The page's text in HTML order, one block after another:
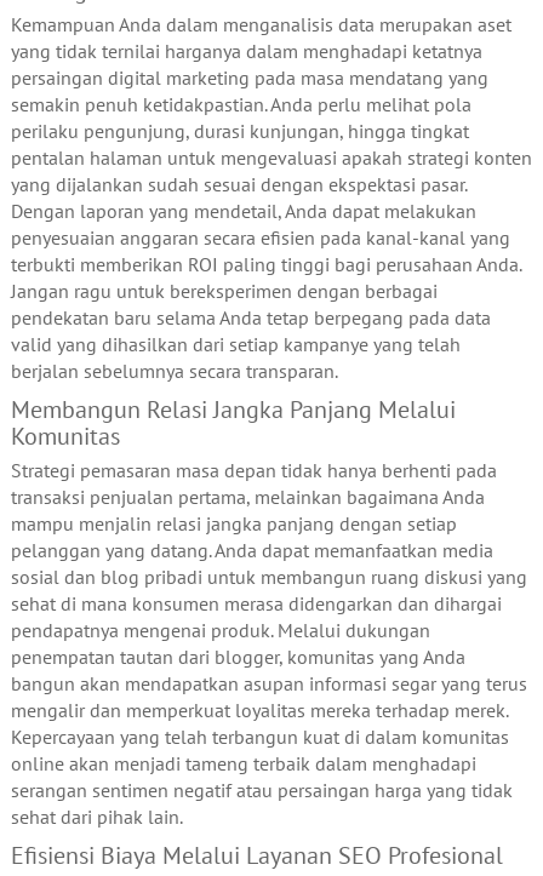
Kemampuan Anda dalam menganalisis data merupakan aset
yang tidak ternilai harganya dalam menghadapi ketatnya
persaingan digital marketing pada masa mendatang yang
semakin penuh ketidakpastian. Anda perlu melihat pola
perilaku pengunjung, durasi kunjungan, hingga tingkat
pentalan halaman untuk mengevaluasi apakah strategi konten
yang dijalankan sudah sesuai dengan ekspektasi pasar.
Dengan laporan yang mendetail, Anda dapat melakukan
penyesuaian anggaran secara efisien pada kanal-kanal yang
terbukti memberikan ROI paling tinggi bagi perusahaan Anda.
Jangan ragu untuk bereksperimen dengan berbagai
pendekatan baru selama Anda tetap berpegang pada data
valid yang dihasilkan dari setiap kampanye yang telah
berjalan sebelumnya secara transparan.
Membangun Relasi Jangka Panjang Melalui
Komunitas
Strategi pemasaran masa depan tidak hanya berhenti pada
transaksi penjualan pertama, melainkan bagaimana Anda
mampu menjalin relasi jangka panjang dengan setiap
pelanggan yang datang. Anda dapat memanfaatkan media
sosial dan blog pribadi untuk membangun ruang diskusi yang
sehat di mana konsumen merasa didengarkan dan dihargai
pendapatnya mengenai produk. Melalui dukungan
penempatan tautan dari blogger, komunitas yang Anda
bangun akan mendapatkan asupan informasi segar yang terus
mengalir dan memperkuat loyalitas mereka terhadap merek.
Kepercayaan yang telah terbangun kuat di dalam komunitas
online akan menjadi tameng terbaik dalam menghadapi
serangan sentimen negatif atau persaingan harga yang tidak
sehat dari pihak lain.
Efisiensi Biaya Melalui Layanan SEO Profesional